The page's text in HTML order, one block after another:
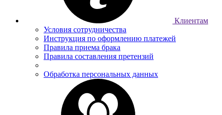
Клиентам
Условия сотрудничества
Инструкция по оформлению платежей
Правила приема брака
Правила составления претензий
Обработка персональных данных